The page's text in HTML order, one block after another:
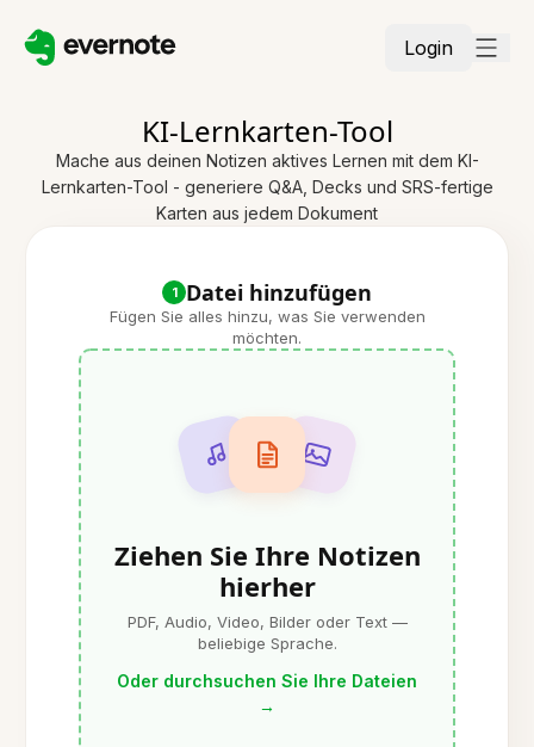
Login
KI-Lernkarten-Tool
Mache aus deinen Notizen aktives Lernen mit dem KI-
Lernkarten-Tool - generiere Q&A, Decks und SRS-fertige
Karten aus jedem Dokument
1 Datei hinzufügen
Fügen Sie alles hinzu, was Sie verwenden
möchten.
Ziehen Sie Ihre Notizen
hierher
PDF, Audio, Video, Bilder oder Text —
beliebige Sprache.
Oder durchsuchen Sie Ihre Dateien
→